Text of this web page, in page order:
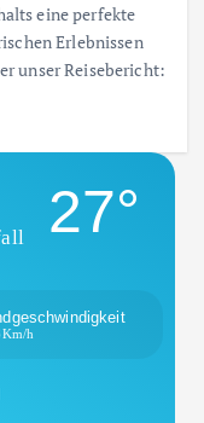
eine perfekte
Erlebnissen
unser Reisebericht:
27°
h